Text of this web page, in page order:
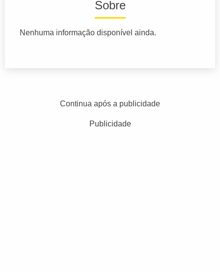
Sobre
Nenhuma informação disponível ainda.
Continua após a publicidade
Publicidade